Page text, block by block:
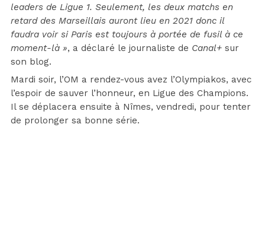
leaders de Ligue 1. Seulement, les deux matchs en
retard des Marseillais auront lieu en 2021 donc il
faudra voir si Paris est toujours à portée de fusil à ce
moment-là », a déclaré le journaliste de Canal+ sur
son blog.
Mardi soir, l’OM a rendez-vous avez l’Olympiakos, avec
l’espoir de sauver l’honneur, en Ligue des Champions.
Il se déplacera ensuite à Nîmes, vendredi, pour tenter
de prolonger sa bonne série.